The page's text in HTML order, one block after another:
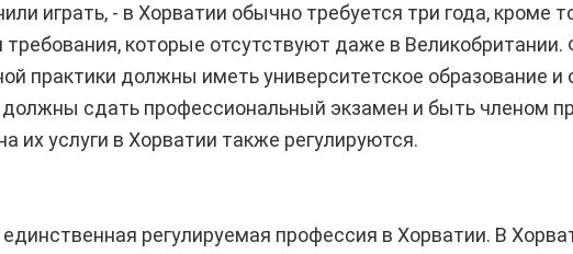
играть, - в Хорватии обычно требуется три года, кроме
которые отсутствуют даже в Великобритании.
практики должны иметь университетское образование и
сдать профессиональный экзамен и быть членом
их услуги в Хорватии также регулируются.
регулируемая профессия в Хорватии. В